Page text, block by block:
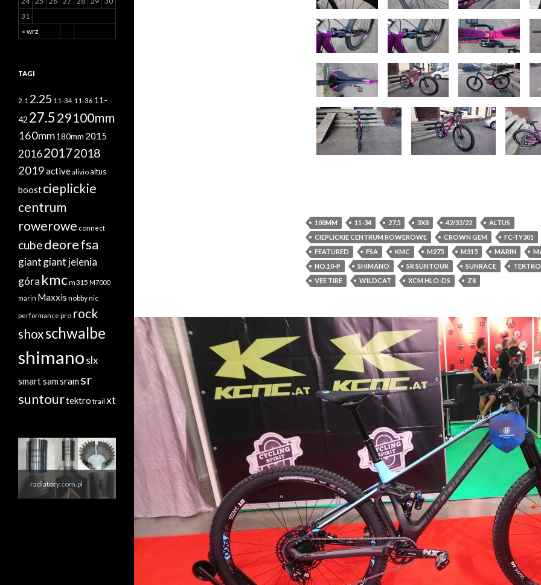
100MM 11-34 27.5 3X8 42/32/22
ALTUS
CIEPLICKIE CENTRUM ROWEROWE
CROWN GEM
FC-TY301
FEATURED
FSA KMC M275 M315 MARIN
NO.10-P
SHIMANO SR SUNTOUR SUNRACE
TEKTRO
VEE TIRE
WILDCAT XCM HLO-DS Z8
« wrz
31
TAGI
2.1 2.25 11-34 11-36 11-
42 27.529100mm
160mm180mm 2015
201620172018
2019activealivioaltus
boostcieplickie
centrum
rowerowe connect
cubedeorefsa
giantgiant jelenia
góra kmcm315 M7000
marin Maxxis nobby nic
performance pro rock
shoxschwalbe
shimanoslx
smart samsramsr
suntourtektro trail xt
radiatory.com.pl